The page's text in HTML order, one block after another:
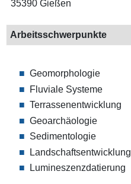
35390 Gießen
Arbeitsschwerpunkte
Geomorphologie
Fluviale Systeme
Terrassenentwicklung
Geoarchäologie
Sedimentologie
Landschaftsentwicklung
Lumineszenzdatierung